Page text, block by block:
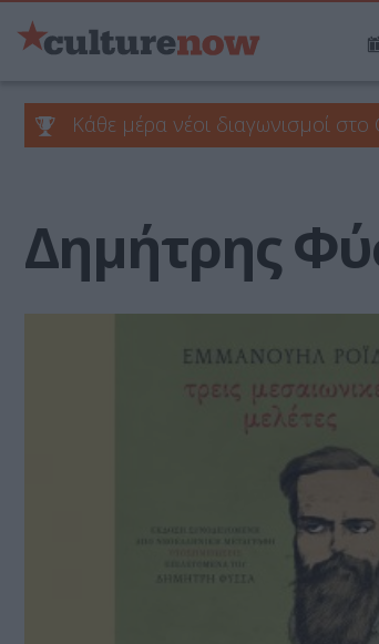
Κάθε μέρα νέοι διαγωνισμοί
Δημήτρης